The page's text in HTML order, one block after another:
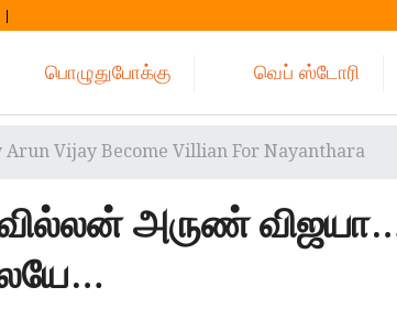
பொழுதுபோக்கு வெப் ஸ்டோரி
Arun Vijay Become Villian For Nayanthara
வில்லன் அருண்